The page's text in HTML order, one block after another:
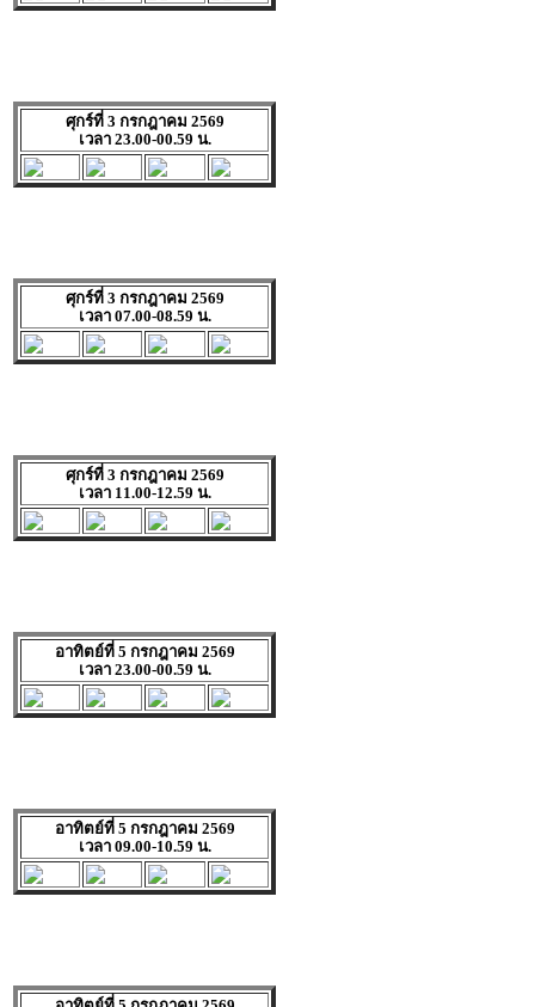
ศุกร์ที่ 3 กรกฎาคม 2569
เวลา 23.00-00.59 น.
ศุกร์ที่ 3 กรกฎาคม 2569
เวลา 07.00-08.59 น.
ศุกร์ที่ 3 กรกฎาคม 2569
เวลา 11.00-12.59 น.
อาทิตย์ที่ 5 กรกฎาคม 2569
เวลา 23.00-00.59 น.
อาทิตย์ที่ 5 กรกฎาคม 2569
เวลา 09.00-10.59 น.